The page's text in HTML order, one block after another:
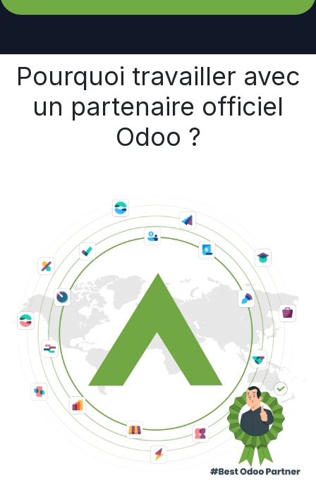
Pourquoi travailler avec
un partenaire officiel
Odoo ?